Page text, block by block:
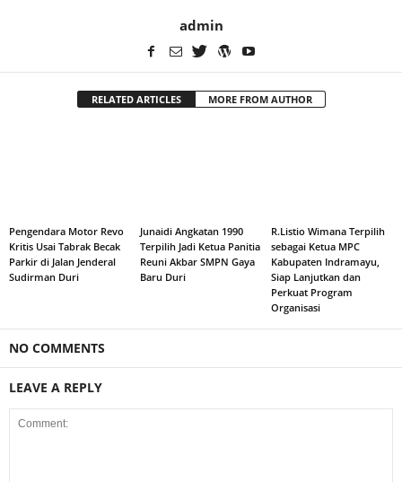
admin
RELATED ARTICLES MORE FROM AUTHOR
Pengendara Motor Revo
Kritis Usai Tabrak Becak
Parkir di Jalan Jenderal
Sudirman Duri
Junaidi Angkatan 1990
Terpilih Jadi Ketua Panitia
Reuni Akbar SMPN Gaya
Baru Duri
R.Listio Wimana Terpilih
sebagai Ketua MPC
Kabupaten Indramayu,
Siap Lanjutkan dan
Perkuat Program
Organisasi
NO COMMENTS
LEAVE A REPLY